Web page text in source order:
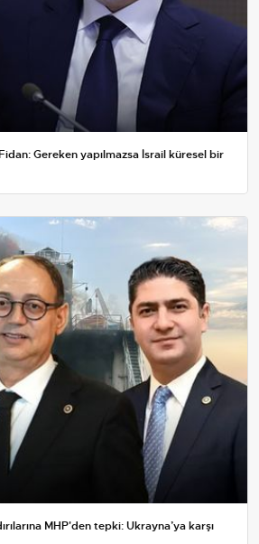
Gereken yapılmazsa İsrail küresel bir
MHP'den tepki: Ukrayna’ya karşı